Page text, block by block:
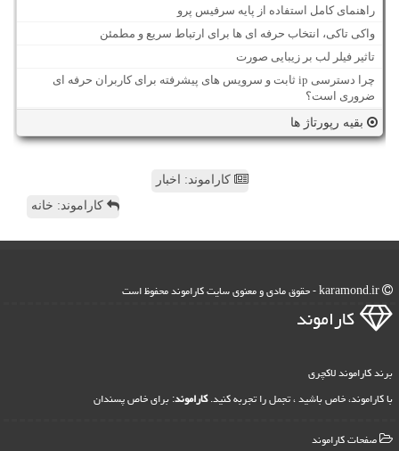
راهنمای کامل استفاده از پایه سرفیس پرو
واکی تاکی، انتخاب حرفه ای ها برای ارتباط سریع و مطمئن
تاثیر فیلر لب بر زیبایی صورت
چرا دسترسی ip ثابت و سرویس های پیشرفته برای کاربران حرفه ای
ضروری است؟
بقیه رپورتاژ ها
کاراموند: اخبار
کاراموند: خانه
كاراموند
برند کاراموند لاکچری
با کاراموند، خاص باشید ، تجمل را تجربه کنید.کاراموند: برای خاص پسندان
صفحات كاراموند